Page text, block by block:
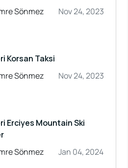
Sönmez
Nov 24, 2023
Korsan Taksi
Sönmez
Nov 24, 2023
Erciyes Mountain Ski
Sönmez
Jan 04, 2024